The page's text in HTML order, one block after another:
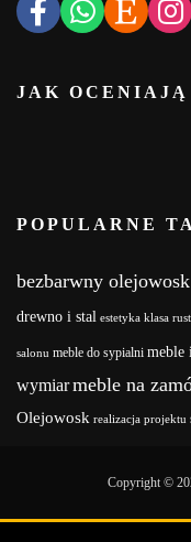
JAK
POPULARNE
bezbarwny olejowosk
drewno i stal estetyka klasa
salonu meble do sypialni meble
wymiarmeble na
Olejowosk realizacja projektu
Copyright ©